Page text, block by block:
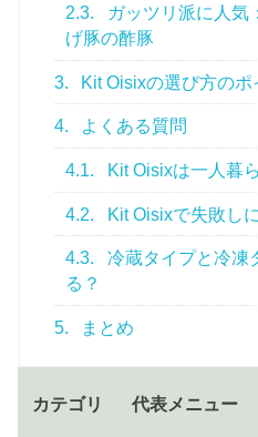
2.3.
ガッツリ派に人気
げ豚の酢豚
3. Kit Oisixの選び方のポ
4. よくある質問
4.1. Kit Oisixは一人暮
4.2. Kit Oisixで失敗し
4.3.
冷蔵タイプと冷凍
る？
5. まとめ
カテゴリ 代表メニュー